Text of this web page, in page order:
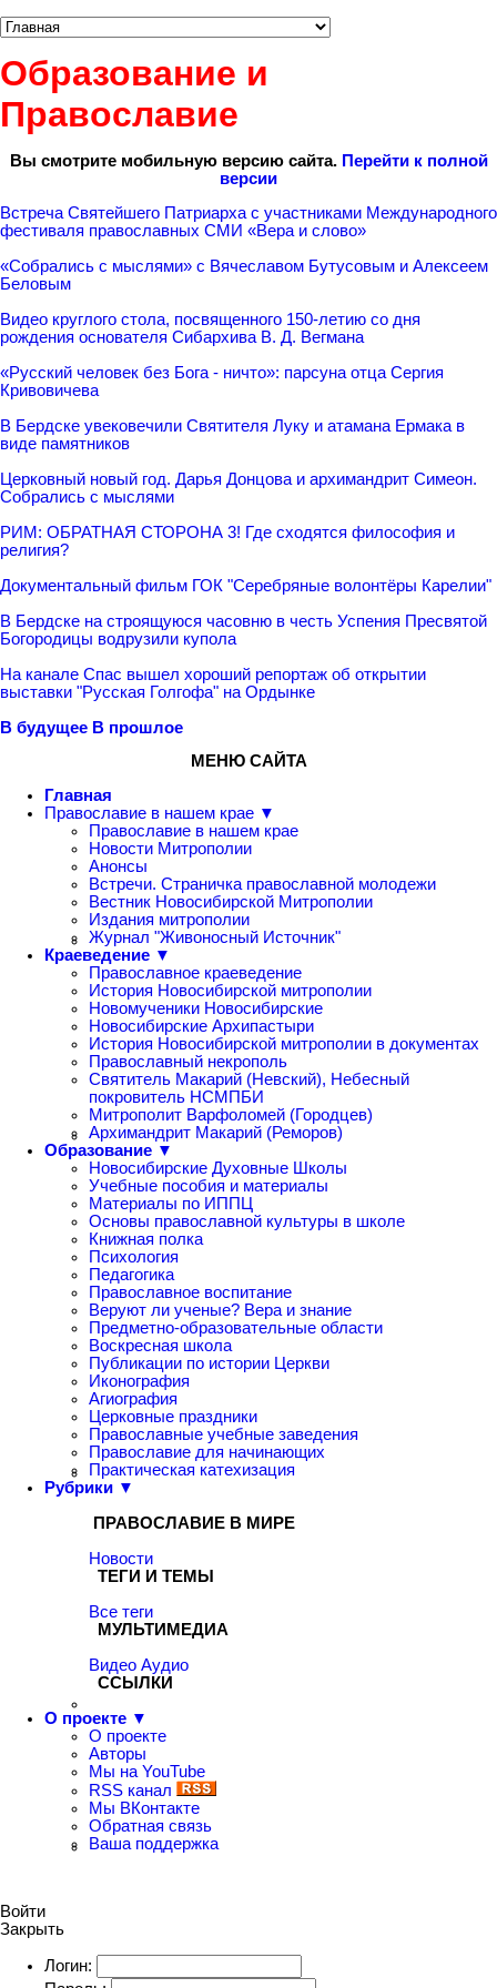
Образование и
Православие
Вы смотрите мобильную версию сайта. Перейти к полной
версии
Встреча Святейшего Патриарха с участниками Международного
фестиваля православных СМИ «Вера и слово»
«Собрались с мыслями» с Вячеславом Бутусовым и Алексеем
Беловым
Видео круглого стола, посвященного 150-летию со дня
рождения основателя Сибархива В. Д. Вегмана
«Русский человек без Бога - ничто»: парсуна отца Сергия
Кривовичева
В Бердске увековечили Святителя Луку и атамана Ермака в
виде памятников
Церковный новый год. Дарья Донцова и архимандрит Симеон.
Собрались с мыслями
РИМ: ОБРАТНАЯ СТОРОНА 3! Где сходятся философия и
религия?
Документальный фильм ГОК "Серебряные волонтёры Карелии"
В Бердске на строящуюся часовню в честь Успения Пресвятой
Богородицы водрузили купола
На канале Спас вышел хороший репортаж об открытии
выставки "Русская Голгофа" на Ордынке
В будущее В прошлое
МЕНЮ САЙТА
Главная
Православие в нашем крае ▼
Православие в нашем крае
Новости Митрополии
Анонсы
Встречи. Страничка православной молодежи
Вестник Новосибирской Митрополии
Издания митрополии
Журнал "Живоносный Источник"
Краеведение ▼
Православное краеведение
История Новосибирской митрополии
Новомученики Новосибирские
Новосибирские Архипастыри
История Новосибирской митрополии в документах
Православный некрополь
Святитель Макарий (Невский), Небесный
покровитель НСМПБИ
Митрополит Варфоломей (Городцев)
Архимандрит Макарий (Реморов)
Образование ▼
Новосибирские Духовные Школы
Учебные пособия и материалы
Материалы по ИППЦ
Основы православной культуры в школе
Книжная полка
Психология
Педагогика
Православное воспитание
Веруют ли ученые? Вера и знание
Предметно-образовательные области
Воскресная школа
Публикации по истории Церкви
Иконография
Агиография
Церковные праздники
Православные учебные заведения
Православие для начинающих
Практическая катехизация
Рубрики ▼
ПРАВОСЛАВИЕ В МИРЕ
Новости
ТЕГИ И ТЕМЫ
Все теги
МУЛЬТИМЕДИА
Видео Аудио
ССЫЛКИ
О проекте ▼
О проекте
Авторы
Мы на YouTube
RSS канал
Мы ВКонтакте
Обратная связь
Ваша поддержка
Войти
Закрыть
Логин: